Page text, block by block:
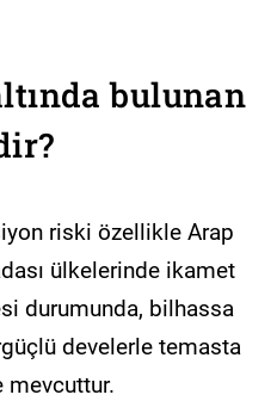
bulunan
riski özellikle Arap
ülkelerinde ikamet
durumunda, bilhassa
develerle temasta
mevcuttur.